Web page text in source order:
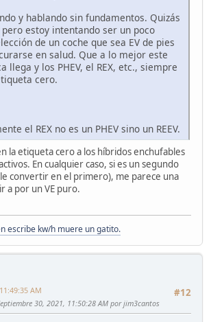
y hablando sin fundamentos. Quizás
estoy intentando ser un poco
de un coche que sea EV de pies
en salud. Que a lo mejor este
llega y los PHEV, el REX, etc., siempre
cero.
el REX no es un PHEV sino un REEV.
la etiqueta cero a los híbridos enchufables
En cualquier caso, si es un segundo
convertir en el primero), me parece una
a por un VE puro.
escribe kw/h muere un gatito.
#12
AM
30, 2021, 11:50:28 AM por jim3cantos